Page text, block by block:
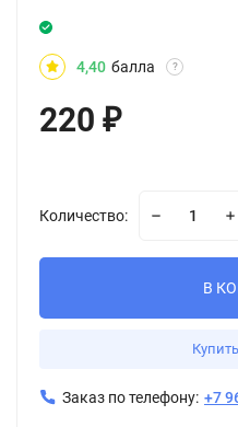
4,40 балла ?
220 ₽
Количество:
В
Заказ по телефону: +7